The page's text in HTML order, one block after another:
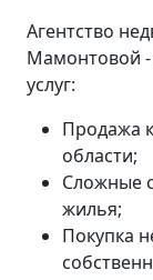
Агентство
Мамонтовой -
услуг:
Продажа
области;
Сложные
жилья;
Покупка